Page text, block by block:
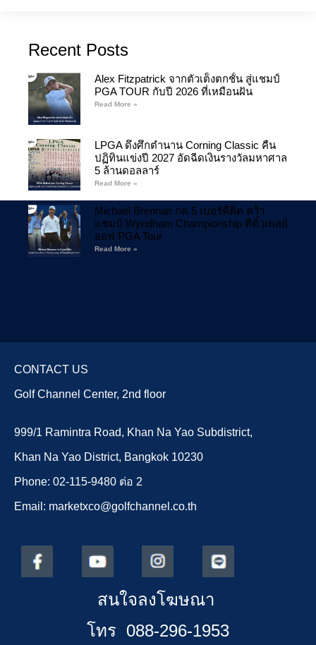
Recent Posts
Alex Fitzpatrick จากตัวเต็งตกชั้น สู่แชมป์
PGA TOUR กับปี 2026 ที่เหมือนฝัน
Read More »
LPGA ดึงศึกตำนาน Corning Classic คืน
ปฏิทินแข่งปี 2027 อัดฉีดเงินรางวัลมหาศาล
5 ล้านดอลลาร์
Read More »
Michael Brennan กด 5 เบอร์ดี้ติด คว้า
แชมป์ Wyndham Championship ตีตั๋วเพลย์
ออฟ PGA Tour
Read More »
CONTACT US
Golf Channel Center, 2nd floor
999/1 Ramintra Road, Khan Na Yao Subdistrict,
Khan Na Yao District, Bangkok 10230
Phone: 02-115-9480 ต่อ 2
Email: marketxco@golfchannel.co.th
สนใจลงโฆษณา
โทร 088-296-1953